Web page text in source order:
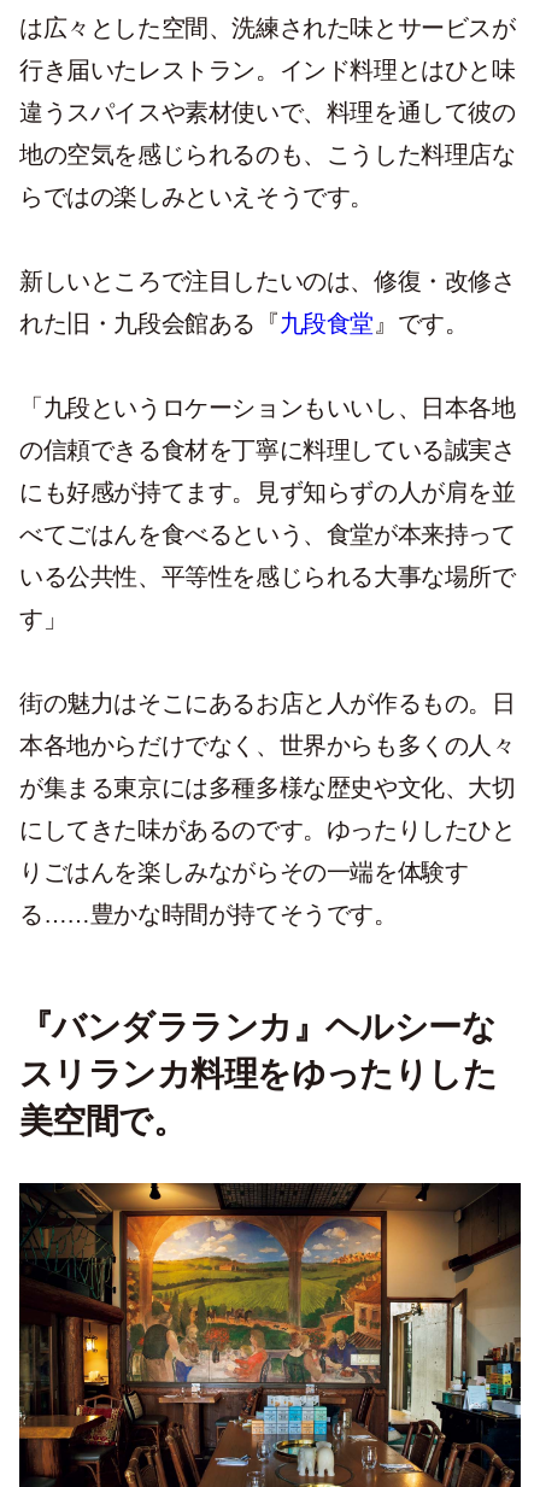
は広々とした空間、洗練された味とサービスが
行き届いたレストラン。インド料理とはひと味
違うスパイスや素材使いで、料理を通して彼の
地の空気を感じられるのも、こうした料理店な
らではの楽しみといえそうです。
新しいところで注目したいのは、修復・改修さ
れた旧・九段会館ある『九段食堂 』です。
「九段というロケーションもいいし、日本各地
の信頼できる食材を丁寧に料理している誠実さ
にも好感が持てます。見ず知らずの人が肩を並
べてごはんを食べるという、食堂が本来持って
いる公共性、平等性を感じられる大事な場所で
す」
街の魅力はそこにあるお店と人が作るもの。日
本各地からだけでなく、世界からも多くの人々
が集まる東京には多種多様な歴史や文化、大切
にしてきた味があるのです。ゆったりしたひと
りごはんを楽しみながらその一端を体験す
る……豊かな時間が持てそうです。
『バンダラランカ』ヘルシーな
スリランカ料理をゆったりした
美空間で。